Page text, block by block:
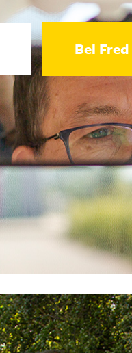
Bel Fred